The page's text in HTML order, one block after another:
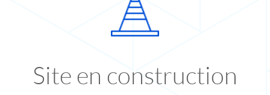
Site en construction